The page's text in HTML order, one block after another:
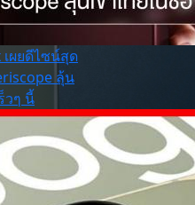
เผยดีไซน์สุด
ลุ้น
วๆ นี้